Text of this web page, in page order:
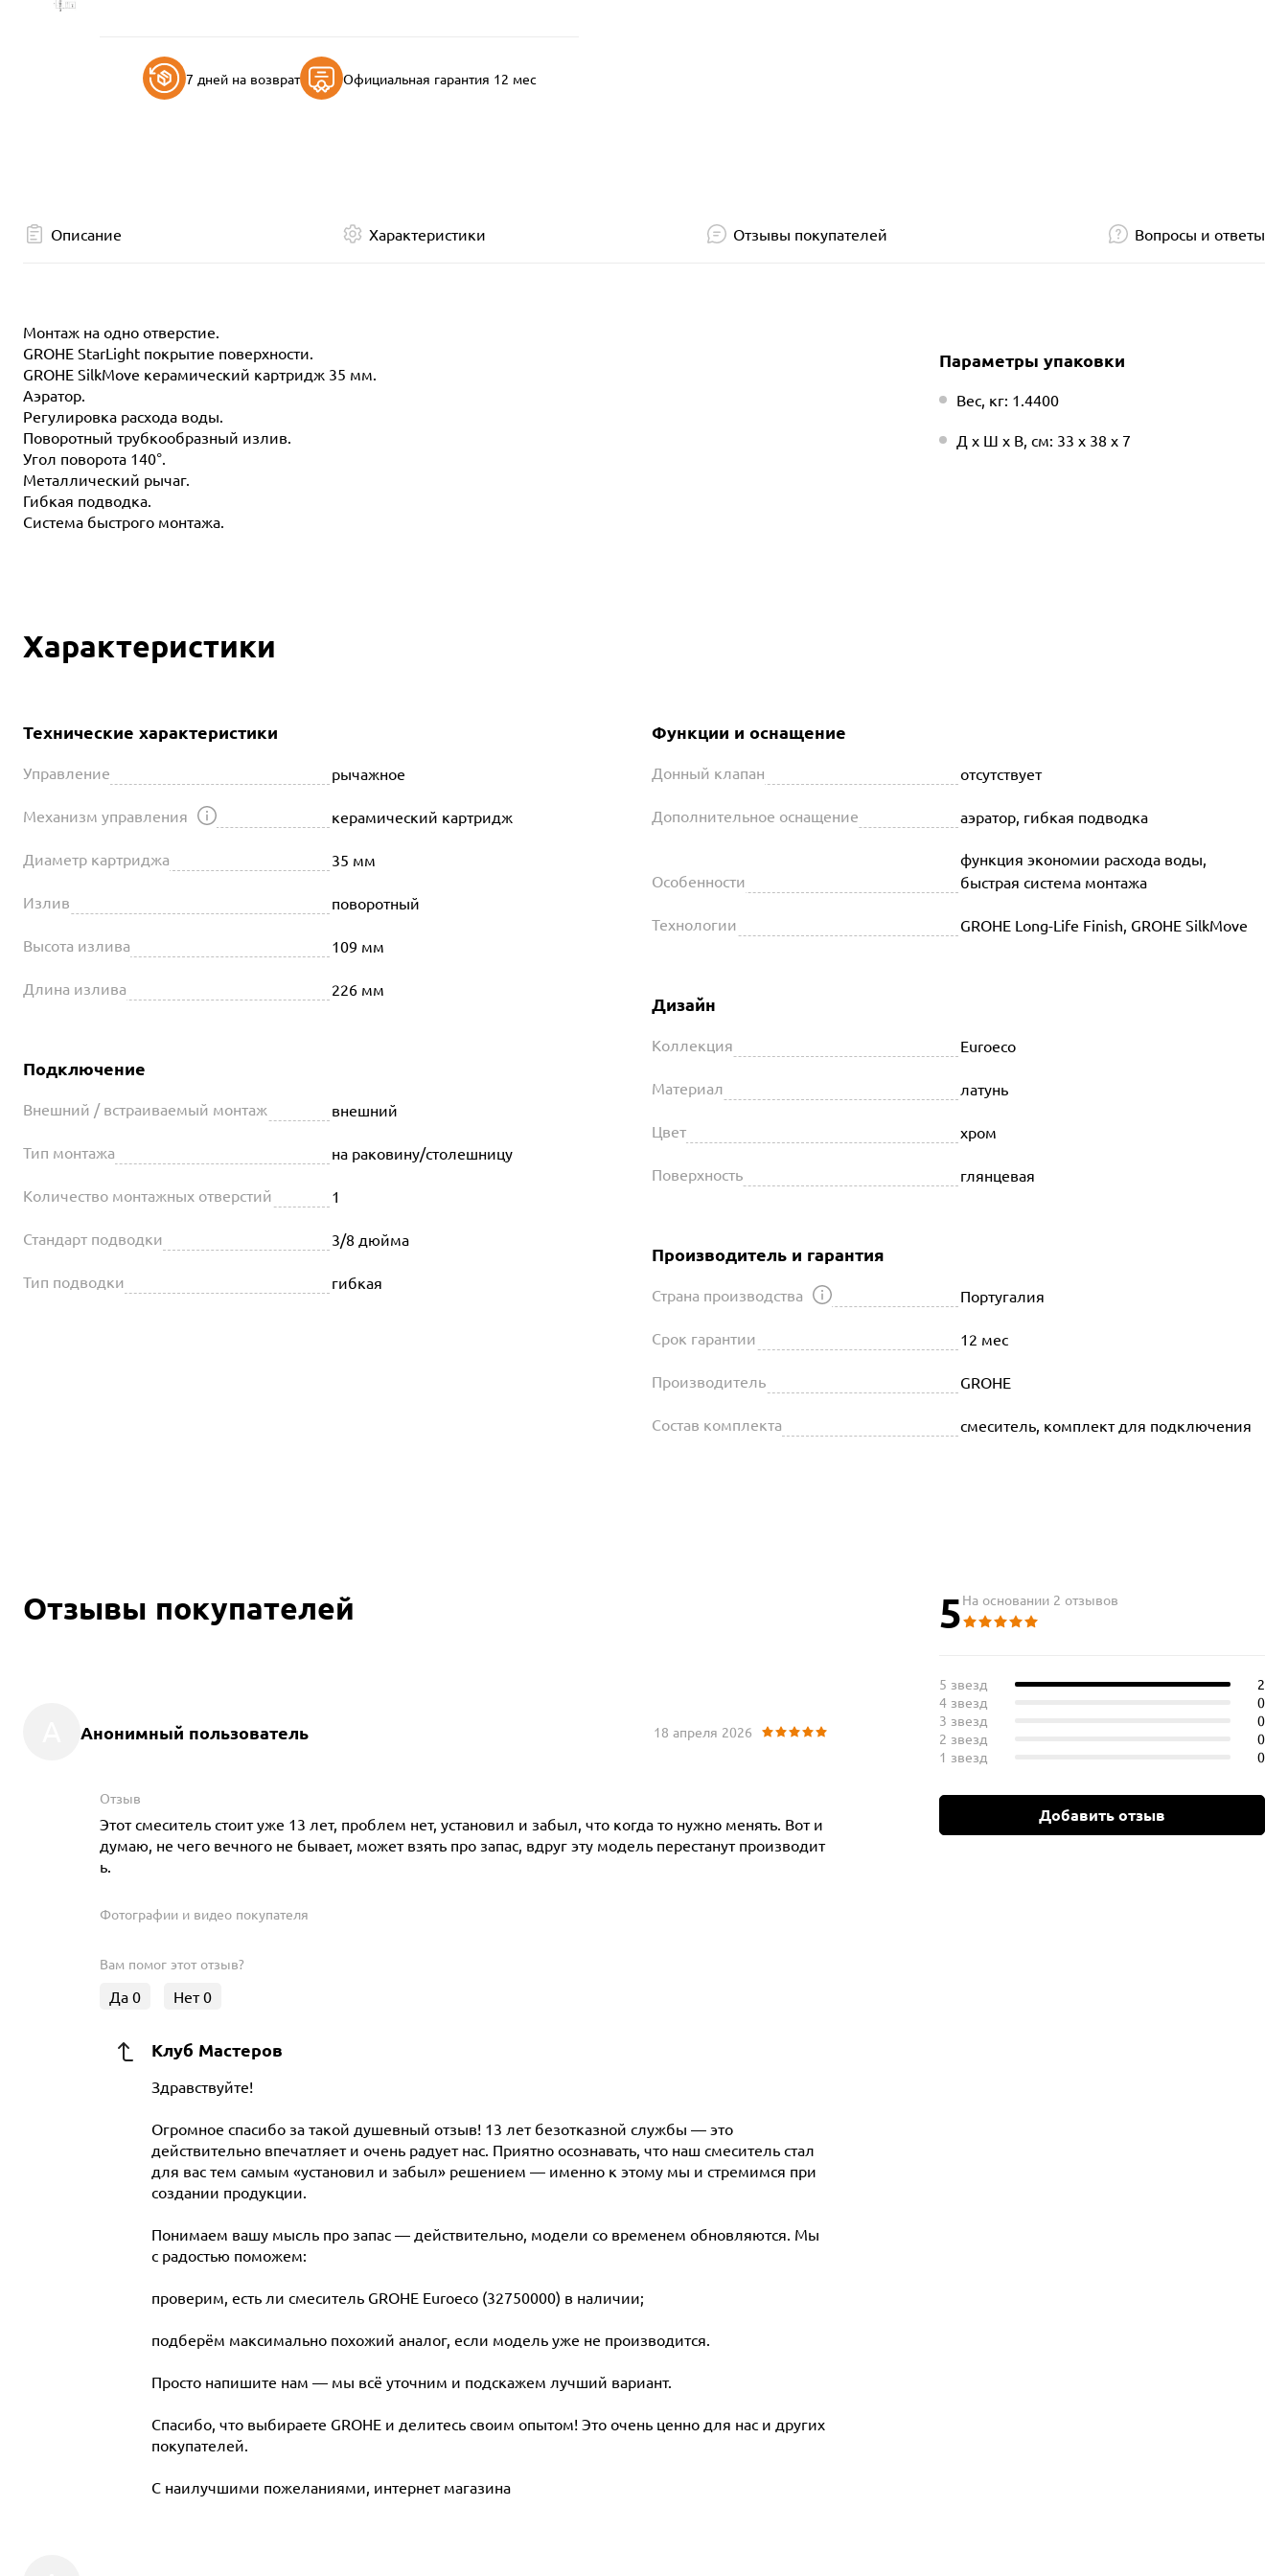
7 дней на возврат Официальная гарантия 12 мес
Описание Характеристики Отзывы покупателей Вопросы и ответы
Монтаж на одно отверстие.
GROHE StarLight покрытие поверхности.
GROHE SilkMove керамический картридж 35 мм.
Аэратор.
Регулировка расхода воды.
Поворотный трубкообразный излив.
Угол поворота 140°.
Металлический рычаг.
Гибкая подводка.
Система быстрого монтажа.
Параметры упаковки
Вес, кг: 1.4400
Д х Ш х В, см: 33 х 38 х 7
Характеристики
Технические характеристики
Управление рычажное
Механизм управления керамический картридж
Диаметр картриджа 35 мм
Излив поворотный
Высота излива 109 мм
Длина излива 226 мм
Подключение
Внешний / встраиваемый монтаж внешний
Тип монтажа на раковину/столешницу
Количество монтажных отверстий 1
Стандарт подводки 3/8 дюйма
Тип подводки гибкая
Функции и оснащение
Донный клапан отсутствует
Дополнительное оснащение аэратор, гибкая подводка
Особенности
функция экономии расхода воды,
быстрая система монтажа
Технологии GROHE Long-Life Finish, GROHE SilkMove
Дизайн
Коллекция Euroeco
Материал латунь
Цвет хром
Поверхность глянцевая
Производитель и гарантия
Страна производства Португалия
Срок гарантии 12 мес
Производитель GROHE
Состав комплекта смеситель, комплект для подключения
Отзывы покупателей 5На основании 2 отзывов
1 звезд 0
2 звезд 0
3 звезд 0
4 звезд 0
5 звезд 2
Добавить отзыв
Анонимный пользователь 18 апреля 2026
Отзыв
Этот смеситель стоит уже 13 лет, проблем нет, установил и забыл, что когда то нужно менять. Вот и
думаю, не чего вечного не бывает, может взять про запас, вдруг эту модель перестанут производит
ь.
Фотографии и видео покупателя
Вам помог этот отзыв?
Да 0 Нет0
Клуб Мастеров
Здравствуйте!
Огромное спасибо за такой душевный отзыв! 13 лет безотказной службы — это
действительно впечатляет и очень радует нас. Приятно осознавать, что наш смеситель стал
для вас тем самым «установил и забыл» решением — именно к этому мы и стремимся при
создании продукции.
Понимаем вашу мысль про запас — действительно, модели со временем обновляются. Мы
с радостью поможем:
проверим, есть ли смеситель GROHE Euroeco (32750000) в наличии;
подберём максимально похожий аналог, если модель уже не производится.
Просто напишите нам — мы всё уточним и подскажем лучший вариант.
Спасибо, что выбираете GROHE и делитесь своим опытом! Это очень ценно для нас и других
покупателей.
С наилучшими пожеланиями, интернет магазина